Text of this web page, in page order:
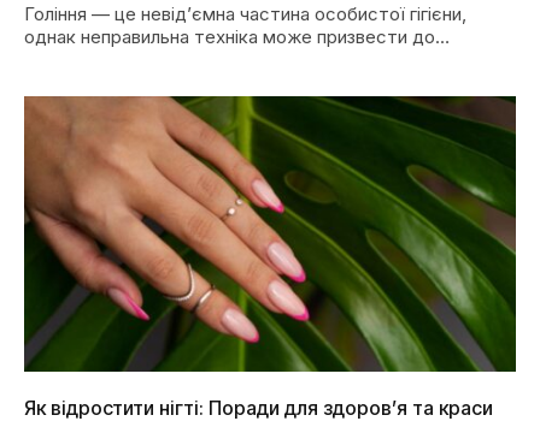
Гоління — це невід’ємна частина особистої гігієни,
однак неправильна техніка може призвести до
Як відростити нігті: Поради для здоров’я та краси